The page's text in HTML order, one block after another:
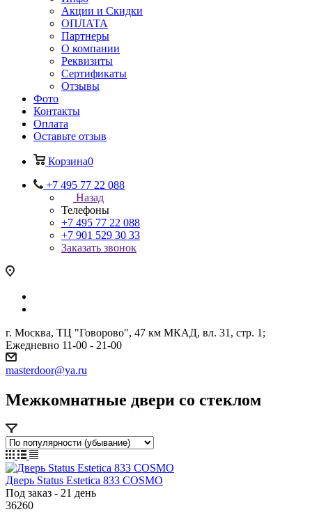
Акции и Скидки
ОПЛАТА
Партнеры
О компании
Реквизиты
Сертификаты
Отзывы
Фото
Контакты
Оплата
Оставьте отзыв
Корзина0
+7 495 77 22 088
Назад
Телефоны
+7 495 77 22 088
+7 901 529 30 33
Заказать звонок
г. Москва, ТЦ "Говорово", 47 км МКАД, вл. 31, стр. 1;
Ежедневно 11-00 - 21-00
masterdoor@ya.ru
Межкомнатные двери со стеклом
Дверь Status Estetica 833 COSMO
Под заказ - 21 день
36260